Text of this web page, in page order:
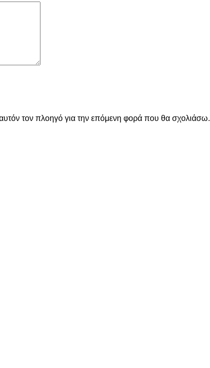
τον πλοηγό για την επόμενη φορά που θα σχολιάσω.